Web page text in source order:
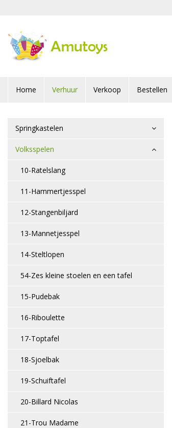
Home Verhuur Verkoop Bestellen
Springkastelen
Volksspelen
10-Ratelslang
11-Hammertjesspel
12-Stangenbiljard
13-Mannetjesspel
14-Steltlopen
54-Zes kleine stoelen en een tafel
15-Pudebak
16-Riboulette
17-Toptafel
18-Sjoelbak
19-Schuiftafel
20-Billard Nicolas
21-Trou Madame